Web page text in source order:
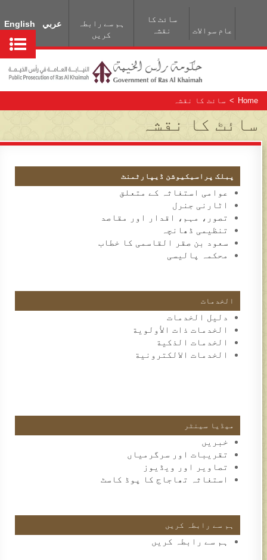
عربي English
ہم سے رابطہ
کریں
سائٹ کا
نقشہ
عام سوالات
Home
> سائٹ کا نقشہ
سائٹ کا نقشہ
پبلک پراسیکیوشن ڈيپارٹمنٹ
عوامی استغاثہ کے متعلق
اٹارنی جنرل
تصور، مہم، اقدار اور مقاصد
تنظیمی ڈھانچہ
سعود بن صقر القاسمی کا خطاب
محکمہ پالیسی
الخدمات
دليل الخدمات
الخدمات ذات الأولوية
الخدمات الذكية
الخدمات الالكترونية
میڈیا سینٹر
خبریں
تقریبات اور سرگرمیاں
تصاویر اور ویڈیوز
استغاثہ تھاجاج کا پوڈ کاسٹ
ہم سے رابطہ کریں
ہم سے رابطہ کریں